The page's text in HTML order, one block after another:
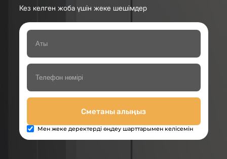
Кез келген жоба үшін жеке шешімдер
Сметаны алыңыз
Мен жеке деректерді өңдеу шарттарымен келісемін